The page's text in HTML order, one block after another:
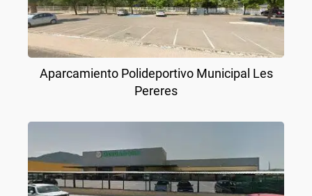
Aparcamiento Polideportivo Municipal Les
Pereres